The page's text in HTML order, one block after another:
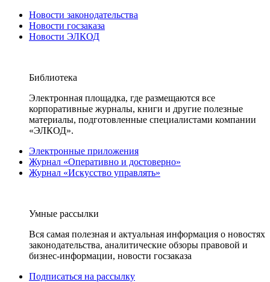
Новости законодательства
Новости госзаказа
Новости ЭЛКОД
Библиотека
Электронная площадка, где размещаются все
корпоративные журналы, книги и другие полезные
материалы, подготовленные специалистами компании
«ЭЛКОД».
Электронные приложения
Журнал «Оперативно и достоверно»
Журнал «Искусство управлять»
Умные рассылки
Вся самая полезная и актуальная информация о новостях
законодательства, аналитические обзоры правовой и
бизнес-информации, новости госзаказа
Подписаться на рассылку